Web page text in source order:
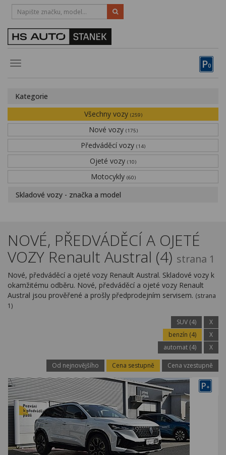
P0
Toggle
HOTLINE:
STRAKONICE-383 335 366
Obytné vozy
Financování
Novinky
Kontakty
Kategorie
Všechny vozy (259)
Nové vozy (175)
Předváděcí vozy (14)
Ojeté vozy (10)
Motocykly (60)
Skladové vozy - značka a model
NOVÉ, PŘEDVÁDĚCÍ A OJETÉ
VOZY Renault Austral (4) strana 1
Nové, předváděcí a ojeté vozy Renault Austral. Skladové vozy k
okamžitému odběru. Nové, předváděcí a ojeté vozy Renault
Austral jsou prověřené a prošly předprodejním servisem. (strana
1)
SUV (4)
X
benzín (4)
X
automat (4)
X
Od nejnovějšího Cena sestupně Cena vzestupně
P+